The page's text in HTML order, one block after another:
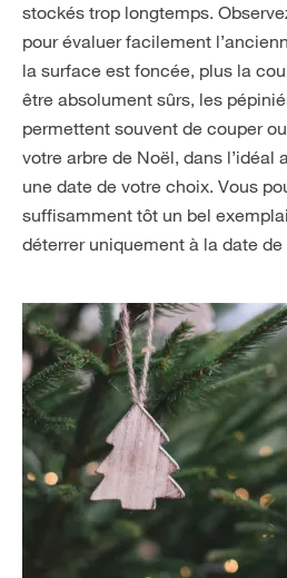
stockés trop longtemps.
pour évaluer facilement
la surface est foncée, plus la
être absolument sûrs, les
permettent souvent de couper
votre arbre de Noël, dans l’idéal
une date de votre choix. Vous
suffisamment tôt un bel
déterrer uniquement à la date